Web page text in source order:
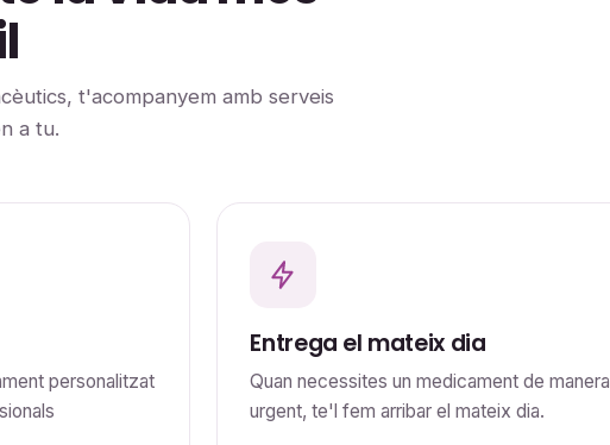
t'acompanyem amb serveis
a tu.
personalitzat
Entrega el mateix dia
Quan necessites un medicament de manera
urgent, te'l fem arribar el mateix dia.